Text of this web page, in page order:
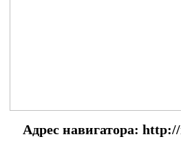
Адрес навигатора: